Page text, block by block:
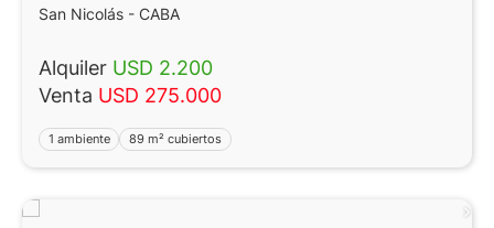
San Nicolás - CABA
Alquiler USD 2.200
Venta USD 275.000
1 ambiente 89 m² cubiertos